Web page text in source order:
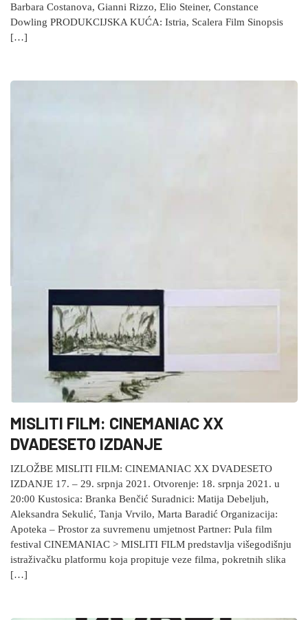
Barbara Costanova, Gianni Rizzo, Elio Steiner, Constance
Dowling PRODUKCIJSKA KUĆA: Istria, Scalera Film Sinopsis
[…]
MISLITI FILM: CINEMANIAC XX
DVADESETO IZDANJE
IZLOŽBE MISLITI FILM: CINEMANIAC XX DVADESETO
IZDANJE 17. – 29. srpnja 2021. Otvorenje: 18. srpnja 2021. u
20:00 Kustosica: Branka Benčić Suradnici: Matija Debeljuh,
Aleksandra Sekulić, Tanja Vrvilo, Marta Baradić Organizacija:
Apoteka – Prostor za suvremenu umjetnost Partner: Pula film
festival CINEMANIAC > MISLITI FILM predstavlja višegodišnju
istraživačku platformu koja propituje veze filma, pokretnih slika
[…]